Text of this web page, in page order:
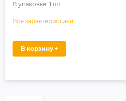
В упаковке: 1 шт.
Все характеристики
В корзину +